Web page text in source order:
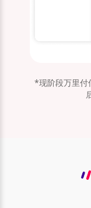
*现阶段万里付